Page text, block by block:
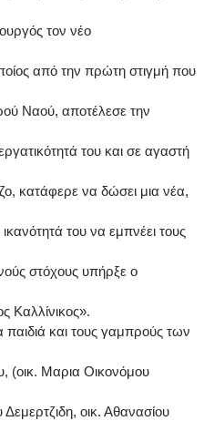
τον νέο
από την πρώτη στιγμή που
Ναού, αποτέλεσε την
του και σε αγαστή
κατάφερε να δώσει μια νέα,
του να εμπνέει τους
στόχους υπήρξε ο
Καλλίνικος».
και τους γαμπρούς των
(οικ. Μαρια Οικονόμου
οικ. Αθανασίου